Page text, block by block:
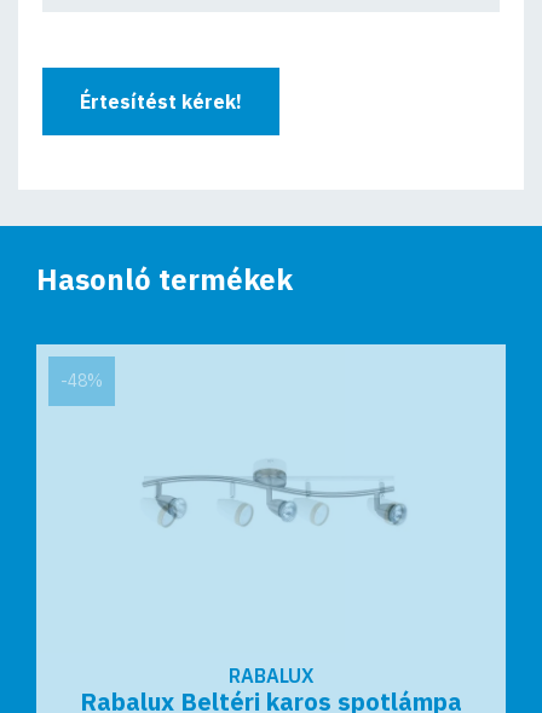
Értesítést kérek!
Hasonló termékek
RABALUX
Rabalux Beltéri karos spotlámpa
-48%
RABALUX
Rabalux Beltéri karos spotlámpa